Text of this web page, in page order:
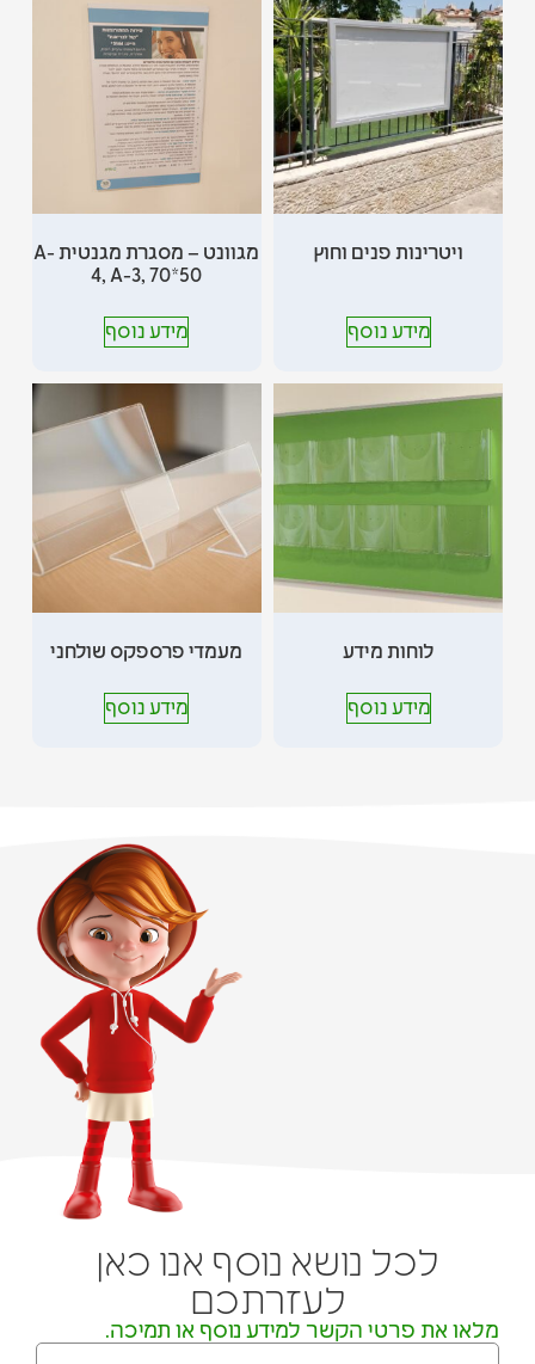
ויטרינות פנים וחוץ
מידע נוסף
מגוונט – מסגרת מגנטית A-
4, A-3, 70*50
מידע נוסף
לוחות מידע
מידע נוסף
מעמדי פרספקס שולחני
מידע נוסף
לכל נושא נוסף אנו כאן
לעזרתכם
מלאו את פרטי הקשר למידע נוסף או תמיכה.